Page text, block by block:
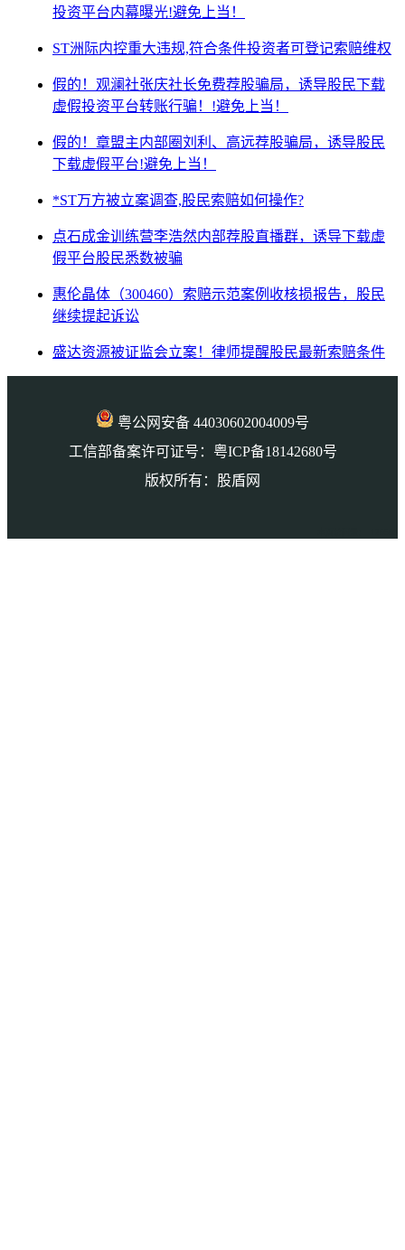
投资平台内幕曝光!避免上当！
ST洲际内控重大违规,符合条件投资者可登记索赔维权
假的！观澜社张庆社长免费荐股骗局，诱导股民下载
虚假投资平台转账行骗！!避免上当！
假的！章盟主内部圈刘利、高远荐股骗局，诱导股民
下载虚假平台!避免上当！
*ST万方被立案调查,股民索赔如何操作?
点石成金训练营李浩然内部荐股直播群，诱导下载虚
假平台股民悉数被骗
惠伦晶体（300460）索赔示范案例收核损报告，股民
继续提起诉讼
盛达资源被证监会立案！律师提醒股民最新索赔条件
粤公网安备 44030602004009号
工信部备案许可证号：粤ICP备18142680号
版权所有：股盾网